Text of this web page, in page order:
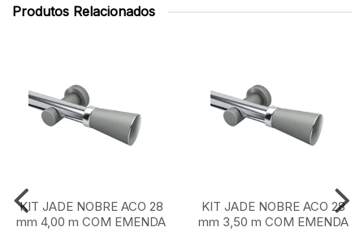
Produtos Relacionados
KIT JADE NOBRE ACO 28
mm 4,00 m COM EMENDA
KIT JADE NOBRE ACO 28
mm 3,50 m COM EMENDA